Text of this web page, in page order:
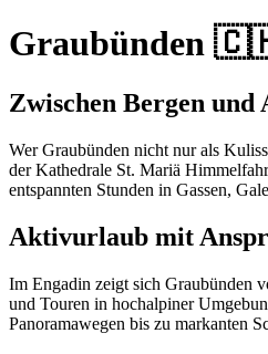
Graubünden
Zwischen Bergen und
Wer Graubünden nicht nur als
der Kathedrale St. Mariä
entspannten Stunden in Gassen,
Aktivurlaub mit
Im Engadin zeigt sich Graubünden
und Touren in hochalpiner
Panoramawegen bis zu markanten